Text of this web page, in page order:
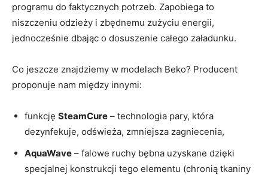
programu do faktycznych potrzeb. Zapobiega to
niszczeniu odzieży i zbędnemu zużyciu energii,
jednocześnie dbając o dosuszenie całego załadunku.
Co jeszcze znajdziemy w modelach Beko? Producent
proponuje nam między innymi:
funkcję SteamCure – technologia pary, która
dezynfekuje, odświeża, zmniejsza zagniecenia,
AquaWave – falowe ruchy bębna uzyskane dzięki
specjalnej konstrukcji tego elementu (chronią tkaniny